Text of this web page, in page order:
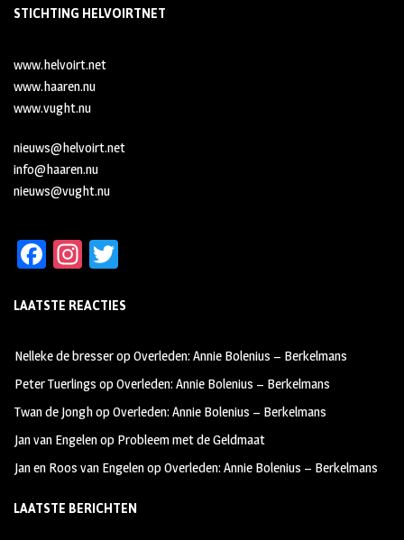
STICHTING HELVOIRTNET
www.helvoirt.net
www.haaren.nu
www.vught.nu
nieuws@helvoirt.net
info@haaren.nu
nieuws@vught.nu
Fa
b
oo
k
In
ag
m
tt
LAATSTE REACTIES
Nelleke de bresseropOverleden: Annie Bolenius – Berkelmans
Peter Tuerlings opOverleden: Annie Bolenius – Berkelmans
Twan de JonghopOverleden: Annie Bolenius – Berkelmans
Jan van Engelenop Probleem met de Geldmaat
Jan en Roos van EngelenopOverleden: Annie Bolenius – Berkelmans
LAATSTE BERICHTEN